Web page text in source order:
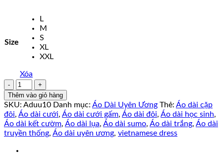
Size
L
M
S
XL
XXL
Xóa
Áo
Dài
Cặp
Đôi
LONG
PHỤNG
lượng
Thêm vào giỏ hàng
SKU: Aduu10 Danh mục: Áo Dài Uyên Ương Thẻ: Áo dài cặp
đôi, Áo dài cưới, Áo dài cưới gấm, Áo dài đôi, Áo dài học sinh,
Áo dài kết cườm, Áo dài lụa, Áo dài sumo, Áo dài trắng, Áo dài
truyền thống, Áo dài uyên ương, vietnamese dress